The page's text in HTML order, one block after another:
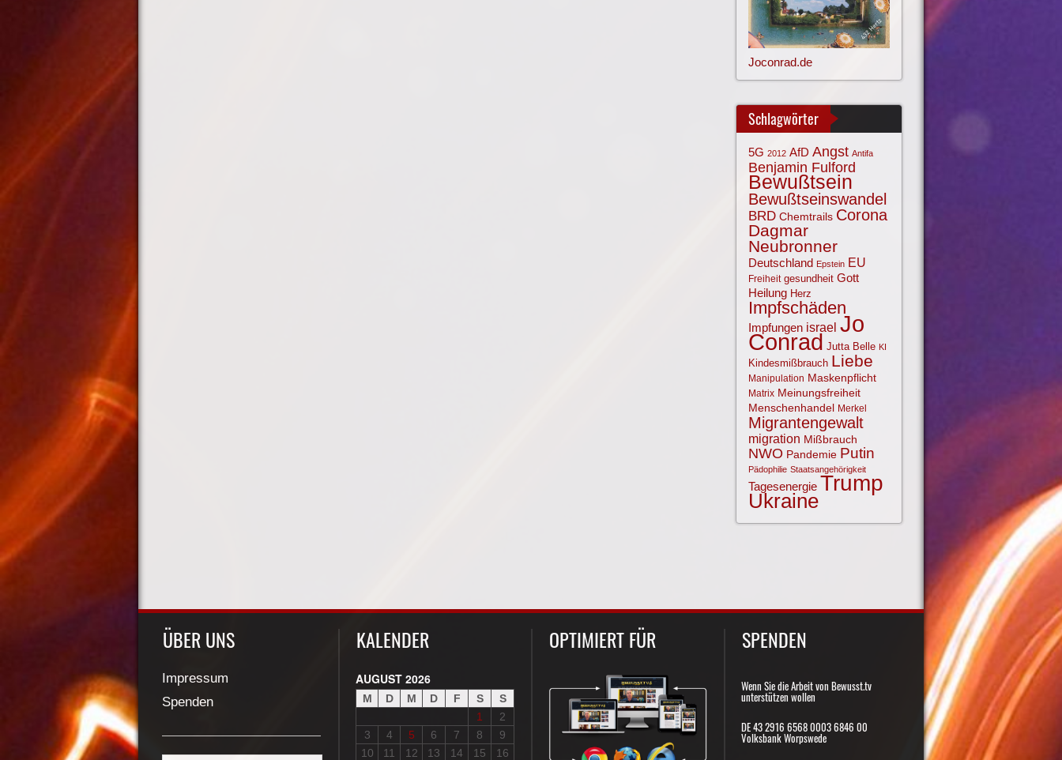
Joconrad.de
Schlagwörter
5G 2012 AfD Angst Antifa
Benjamin Fulford
Bewußtsein
Bewußtseinswandel
BRD Chemtrails Corona
Dagmar
Neubronner
Deutschland Epstein EU
Freiheit gesundheit Gott
Heilung Herz
Impfschäden
Impfungen israel Jo
Conrad Jutta Belle KI
Kindesmißbrauch Liebe
Manipulation Maskenpflicht
Matrix Meinungsfreiheit
Menschenhandel Merkel
Migrantengewalt
migration Mißbrauch
NWO Pandemie Putin
Pädophilie Staatsangehörigkeit
Tagesenergie Trump
Ukraine
ÜBER UNS
Impressum
Spenden
KALENDER
AUGUST 2026
M D M D F S
S
1
2
3
4 5 6 7 8
9
10
11 12 13 14 15 16
OPTIMIERT FÜR SPENDEN
Wenn Sie die Arbeit von Bewusst.tv
unterstützen wollen
DE 43 2916 6568 0003 6846 00
Volksbank Worpswede